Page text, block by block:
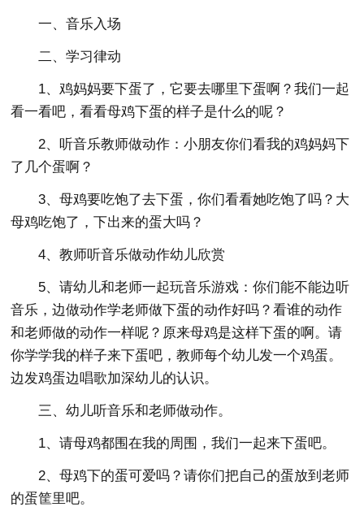
一、音乐入场
二、学习律动
1、鸡妈妈要下蛋了，它要去哪里下蛋啊？我们一起
看一看吧，看看母鸡下蛋的样子是什么的呢？
2、听音乐教师做动作：小朋友你们看我的鸡妈妈下
了几个蛋啊？
3、母鸡要吃饱了去下蛋，你们看看她吃饱了吗？大
母鸡吃饱了，下出来的蛋大吗？
4、教师听音乐做动作幼儿欣赏
5、请幼儿和老师一起玩音乐游戏：你们能不能边听
音乐，边做动作学老师做下蛋的动作好吗？看谁的动作
和老师做的动作一样呢？原来母鸡是这样下蛋的啊。请
你学学我的样子来下蛋吧，教师每个幼儿发一个鸡蛋。
边发鸡蛋边唱歌加深幼儿的认识。
三、幼儿听音乐和老师做动作。
1、请母鸡都围在我的周围，我们一起来下蛋吧。
2、母鸡下的蛋可爱吗？请你们把自己的蛋放到老师
的蛋筐里吧。